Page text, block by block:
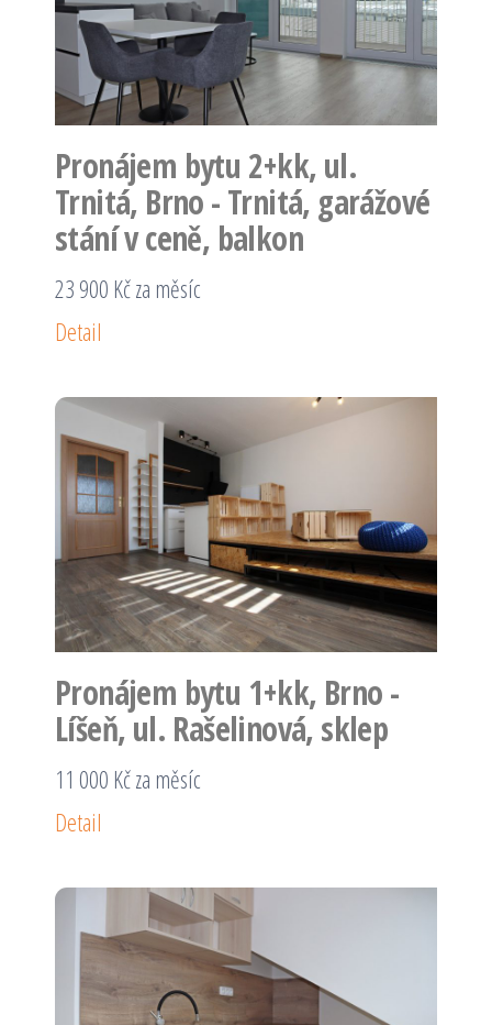
Pronájem bytu 2+kk, ul.
Trnitá, Brno - Trnitá, garážové
stání v ceně, balkon
23 900 Kč za měsíc
Detail
Pronájem bytu 1+kk, Brno -
Líšeň, ul. Rašelinová, sklep
11 000 Kč za měsíc
Detail